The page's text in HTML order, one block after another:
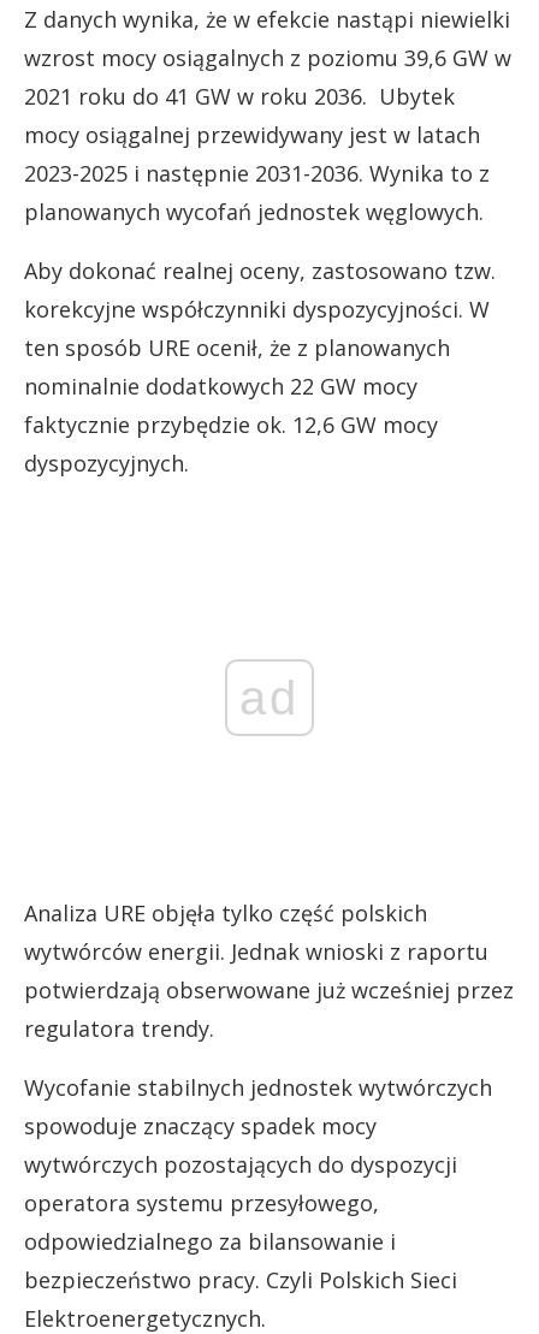
Z danych wynika, że w efekcie nastąpi niewielki
wzrost mocy osiągalnych z poziomu 39,6 GW w
2021 roku do 41 GW w roku 2036. Ubytek
mocy osiągalnej przewidywany jest w latach
2023-2025 i następnie 2031-2036. Wynika to z
planowanych wycofań jednostek węglowych.
Aby dokonać realnej oceny, zastosowano tzw.
korekcyjne współczynniki dyspozycyjności. W
ten sposób URE ocenił, że z planowanych
nominalnie dodatkowych 22 GW mocy
faktycznie przybędzie ok. 12,6 GW mocy
dyspozycyjnych.
ad
Analiza URE objęła tylko część polskich
wytwórców energii. Jednak wnioski z raportu
potwierdzają obserwowane już wcześniej przez
regulatora trendy.
Wycofanie stabilnych jednostek wytwórczych
spowoduje znaczący spadek mocy
wytwórczych pozostających do dyspozycji
operatora systemu przesyłowego,
odpowiedzialnego za bilansowanie i
bezpieczeństwo pracy. Czyli Polskich Sieci
Elektroenergetycznych.